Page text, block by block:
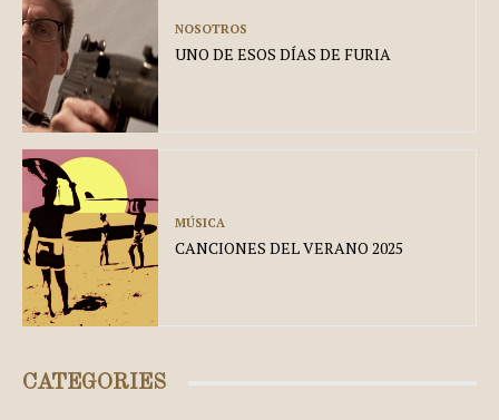
NOSOTROS
UNO DE ESOS DÍAS DE FURIA
MÚSICA
CANCIONES DEL VERANO 2025
CATEGORIES